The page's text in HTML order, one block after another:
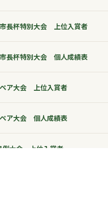
長杯特別大会 上位入賞者
長杯特別大会 個人成績表
ア大会 上位入賞者
ア大会 個人成績表
大会 上位入賞者